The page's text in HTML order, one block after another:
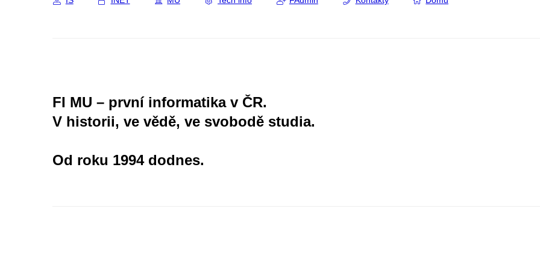
FI MU – první informatika v ČR.
V historii, ve vědě, ve svobodě studia.
Od roku 1994 dodnes.